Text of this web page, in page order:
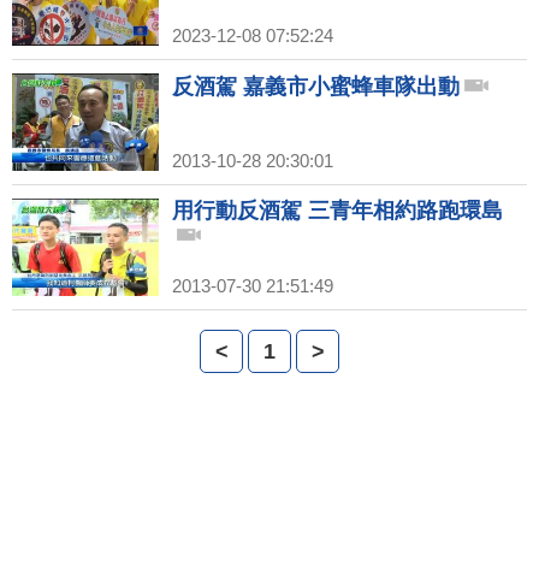
2023-12-08 07:52:24
反酒駕 嘉義市小蜜蜂車隊出動
2013-10-28 20:30:01
用行動反酒駕 三青年相約路跑環島
2013-07-30 21:51:49
< 1 >